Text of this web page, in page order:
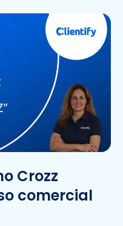
Crozz
comercial